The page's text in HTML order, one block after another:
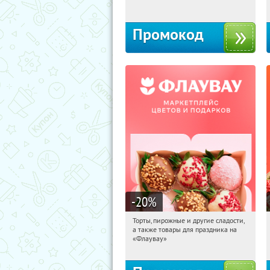
Промокод
-20%
10:20:55 Получили:
Россия
Торты, пирожные и другие сладости,
а также товары для праздника на
«Флаувау»